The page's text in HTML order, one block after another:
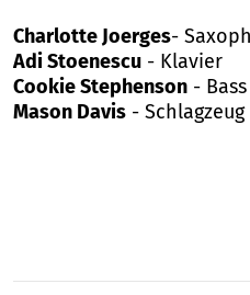
Charlotte Joerges-
Adi Stoenescu - Klavier
Cookie Stephenson - Bass
Mason Davis - Schlagzeug